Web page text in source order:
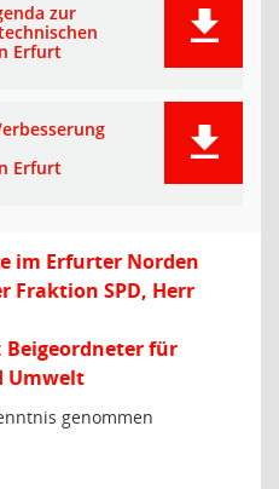
zur
Erfurt
Erfurt
im Erfurter Norden
Fraktion SPD, Herr
Beigeordneter für
Umwelt
genommen